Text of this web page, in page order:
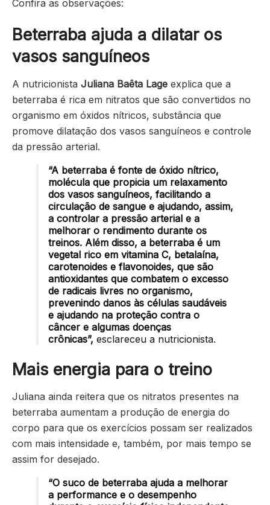
Confira as observações:
Beterraba ajuda a dilatar os
vasos sanguíneos
A nutricionista Juliana Baêta Lage explica que a
beterraba é rica em nitratos que são convertidos no
organismo em óxidos nítricos, substância que
promove dilatação dos vasos sanguíneos e controle
da pressão arterial.
“A beterraba é fonte de óxido nítrico,
molécula que propicia um relaxamento
dos vasos sanguíneos, facilitando a
circulação de sangue e ajudando, assim,
a controlar a pressão arterial e a
melhorar o rendimento durante os
treinos. Além disso, a beterraba é um
vegetal rico em vitamina C, betalaína,
carotenoides e flavonoides, que são
antioxidantes que combatem o excesso
de radicais livres no organismo,
prevenindo danos às células saudáveis
e ajudando na proteção contra o
câncer e algumas doenças
crônicas”, esclareceu a nutricionista.
Mais energia para o treino
Juliana ainda reitera que os nitratos presentes na
beterraba aumentam a produção de energia do
corpo para que os exercícios possam ser realizados
com mais intensidade e, também, por mais tempo se
assim for desejado.
“O suco de beterraba ajuda a melhorar
a performance e o desempenho